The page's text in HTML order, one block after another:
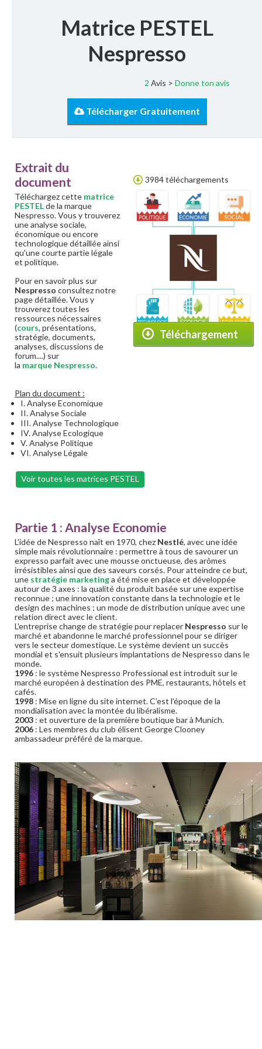
Matrice PESTEL
Nespresso
2 Avis > Donne ton avis
Télécharger Gratuitement
Téléchargement
3984 téléchargements
Extrait du
document
Téléchargez cette matrice
PESTELde la marque
Nespresso. Vous y trouverez
une analyse sociale,
économique ou encore
technologique détaillée ainsi
qu'une courte partie légale
et politique.
Pour en savoir plus sur
Nespresso consultez notre
page détaillée. Vous y
trouverez toutes les
ressources nécessaires
(cours, présentations,
stratégie, documents,
analyses, discussions de
forum....) sur
la marque Nespresso.
Plan du document :
I. Analyse Economique
II. Analyse Sociale
III. Analyse Technologique
IV. Analyse Ecologique
V. Analyse Politique
VI. Analyse Légale
Voir toutes les matrices PESTEL
Partie 1 : Analyse Economie
L'idée de Nespresso naît en 1970, chez Nestlé, avec une idée
simple mais révolutionnaire : permettre à tous de savourer un
expresso parfait avec une mousse onctueuse, des arômes
irrésistibles ainsi que des saveurs corsés. Pour atteindre ce but,
une stratégie marketinga été mise en place et développée
autour de 3 axes : la qualité du produit basée sur une expertise
reconnue ; une innovation constante dans la technologie et le
design des machines ; un mode de distribution unique avec une
relation direct avec le client.
L'entreprise change de stratégie pour replacer Nespresso sur le
marché et abandonne le marché professionnel pour se diriger
vers le secteur domestique. Le système devient un succès
mondial et s'ensuit plusieurs implantations de Nespresso dans le
monde.
1996 : le système Nespresso Professional est introduit sur le
marché européen à destination des PME, restaurants, hôtels et
cafés.
1998 : Mise en ligne du site internet. C’est l’époque de la
mondialisation avec la montée du libéralisme.
2003 : et ouverture de la première boutique bar à Munich.
2006 : Les membres du club élisent George Clooney
ambassadeur préféré de la marque.